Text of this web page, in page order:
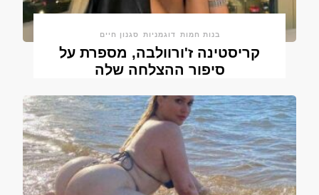
בנות חמות דוגמניות סגנון חיים
קריסטינה ז'ורוולבה, מספרת על
סיפור ההצלחה שלה